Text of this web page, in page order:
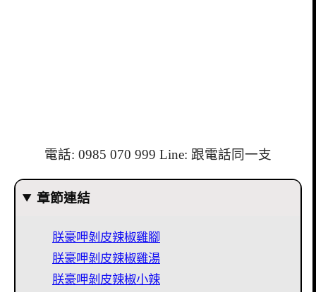
電話: 0985 070 999 Line: 跟電話同一支
章節連結
朕豪呷剝皮辣椒雞腳
朕豪呷剝皮辣椒雞湯
朕豪呷剝皮辣椒小辣